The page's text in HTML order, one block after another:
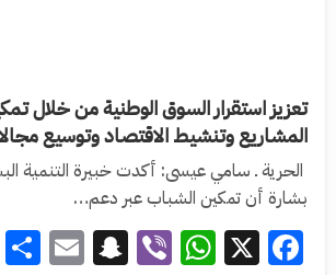
تعزيز استقرار السوق الوطنية من خلال
المشاريع وتنشيط الاقتصاد وتوسيع
الحرية ـ سامي عيسى: أكدت خبيرة التنمية
بشارة أن تمكين الشباب عبر دعم…
Facebook
X
WhatsApp
Viber